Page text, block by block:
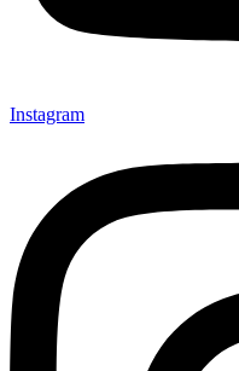
Instagram